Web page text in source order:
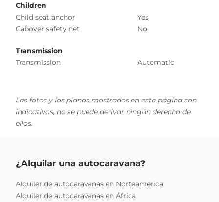
Children
Child seat anchor
Yes
Cabover safety net
No
Transmission
Transmission
Automatic
Las fotos y los planos mostrados en esta página son
indicativos, no se puede derivar ningún derecho de
ellos.
¿Alquilar una autocaravana?
Alquiler de autocaravanas en Norteamérica
Alquiler de autocaravanas en África